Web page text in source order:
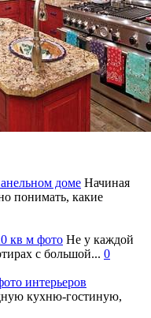
доме Начиная
понимать, какие
кв м фото Не у каждой
с большой... 0
интерьеров
кухню-гостиную,